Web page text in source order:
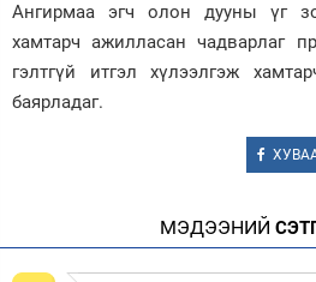
Ангирмаа эгч олон дууны үг
хамтарч ажилласан чадварлаг
гэлтгүй итгэл хүлээлгэж
баярладаг.
МЭДЭЭНИЙ